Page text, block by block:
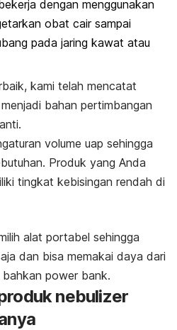
dengan menggunakan
obat cair sampai
pada jaring kawat atau
kami telah mencatat
bahan pertimbangan
volume uap sehingga
Produk yang Anda
tingkat kebisingan rendah di
alat portabel sehingga
dan bisa memakai daya dari
bahkan power bank.
nebulizer